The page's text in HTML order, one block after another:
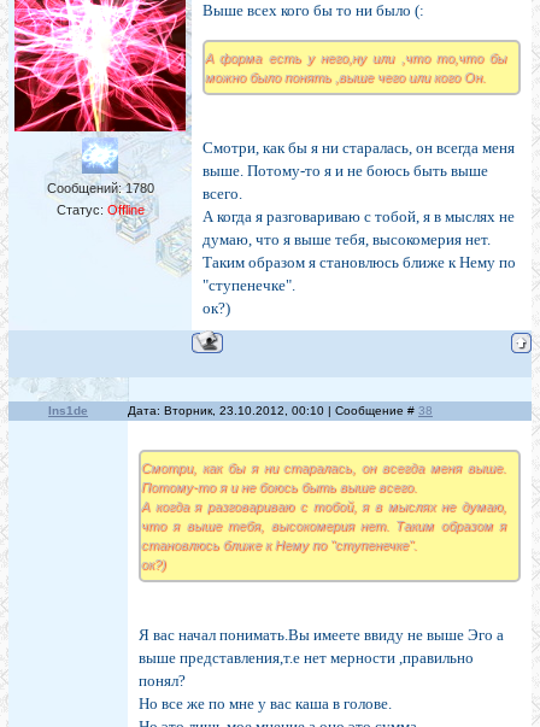
Сообщений:1780
Статус: Offline
Выше всех кого бы то ни было (:
А форма есть у него,ну или ,что то,что бы
можно было понять ,выше чего или кого Он.
Смотри, как бы я ни старалась, он всегда меня
выше. Потому-то я и не боюсь быть выше
всего.
А когда я разговариваю с тобой, я в мыслях не
думаю, что я выше тебя, высокомерия нет.
Таким образом я становлюсь ближе к Нему по
"ступенечке".
ок?)
Ins1de Дата: Вторник, 23.10.2012, 00:10 | Сообщение # 38
Смотри, как бы я ни старалась, он всегда меня выше.
Потому-то я и не боюсь быть выше всего.
А когда я разговариваю с тобой, я в мыслях не думаю,
что я выше тебя, высокомерия нет. Таким образом я
становлюсь ближе к Нему по "ступенечке".
ок?)
Я вас начал понимать.Вы имеете ввиду не выше Эго а
выше представления,т.е нет мерности ,правильно
понял?
Но все же по мне у вас каша в голове.